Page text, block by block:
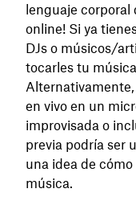
lenguaje corporal
online! Si ya
DJs o músicos/
tocarles tu
en vivo en un
improvisada o
previa podría ser
una idea de
música.